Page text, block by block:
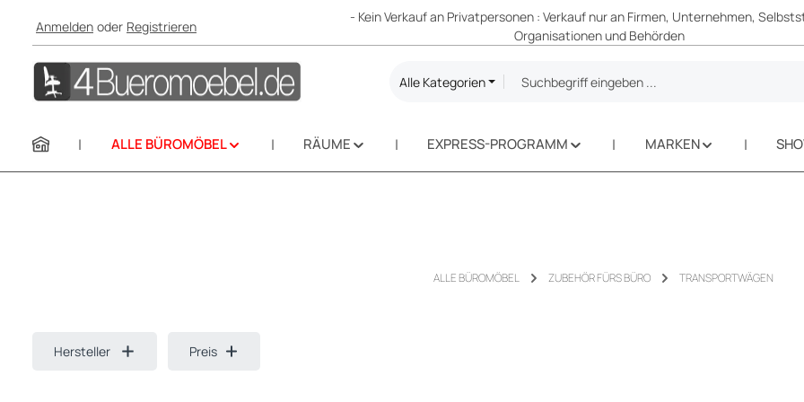
Hauptinhalt springen
Zur Suche springen
Zur Hauptnavigation springen
Anmelden oder Registrieren
- Kein Verkauf an Privatpersonen : Verkauf nur an Firmen, Unternehmen,
Organisationen und Behörden
Alle Kategorien
ALLE BÜROMÖBEL RÄUME EXPRESS-PROGRAMM MARKEN
ALLE BÜROMÖBEL ZUBEHÖR FÜRS BÜRO TRANSPORTWÄGEN
Hersteller Preis